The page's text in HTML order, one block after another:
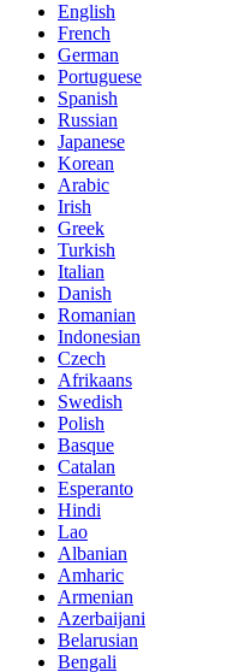
English
French
German
Portuguese
Spanish
Russian
Japanese
Korean
Arabic
Irish
Greek
Turkish
Italian
Danish
Romanian
Indonesian
Czech
Afrikaans
Swedish
Polish
Basque
Catalan
Esperanto
Hindi
Lao
Albanian
Amharic
Armenian
Azerbaijani
Belarusian
Bengali